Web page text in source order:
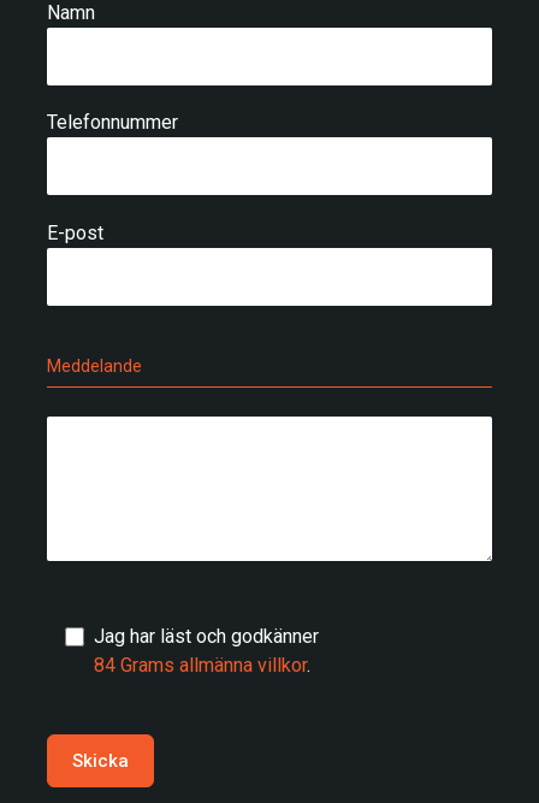
Namn
Telefonnummer
E-post
Meddelande
Jag har läst och godkänner
84 Grams allmänna villkor.
Skicka